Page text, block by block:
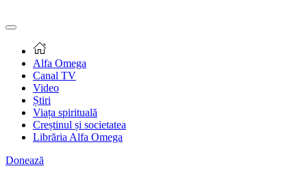
Alfa Omega
Canal TV
Video
Știri
Viața spirituală
Creștinul și societatea
Librăria Alfa Omega
Donează